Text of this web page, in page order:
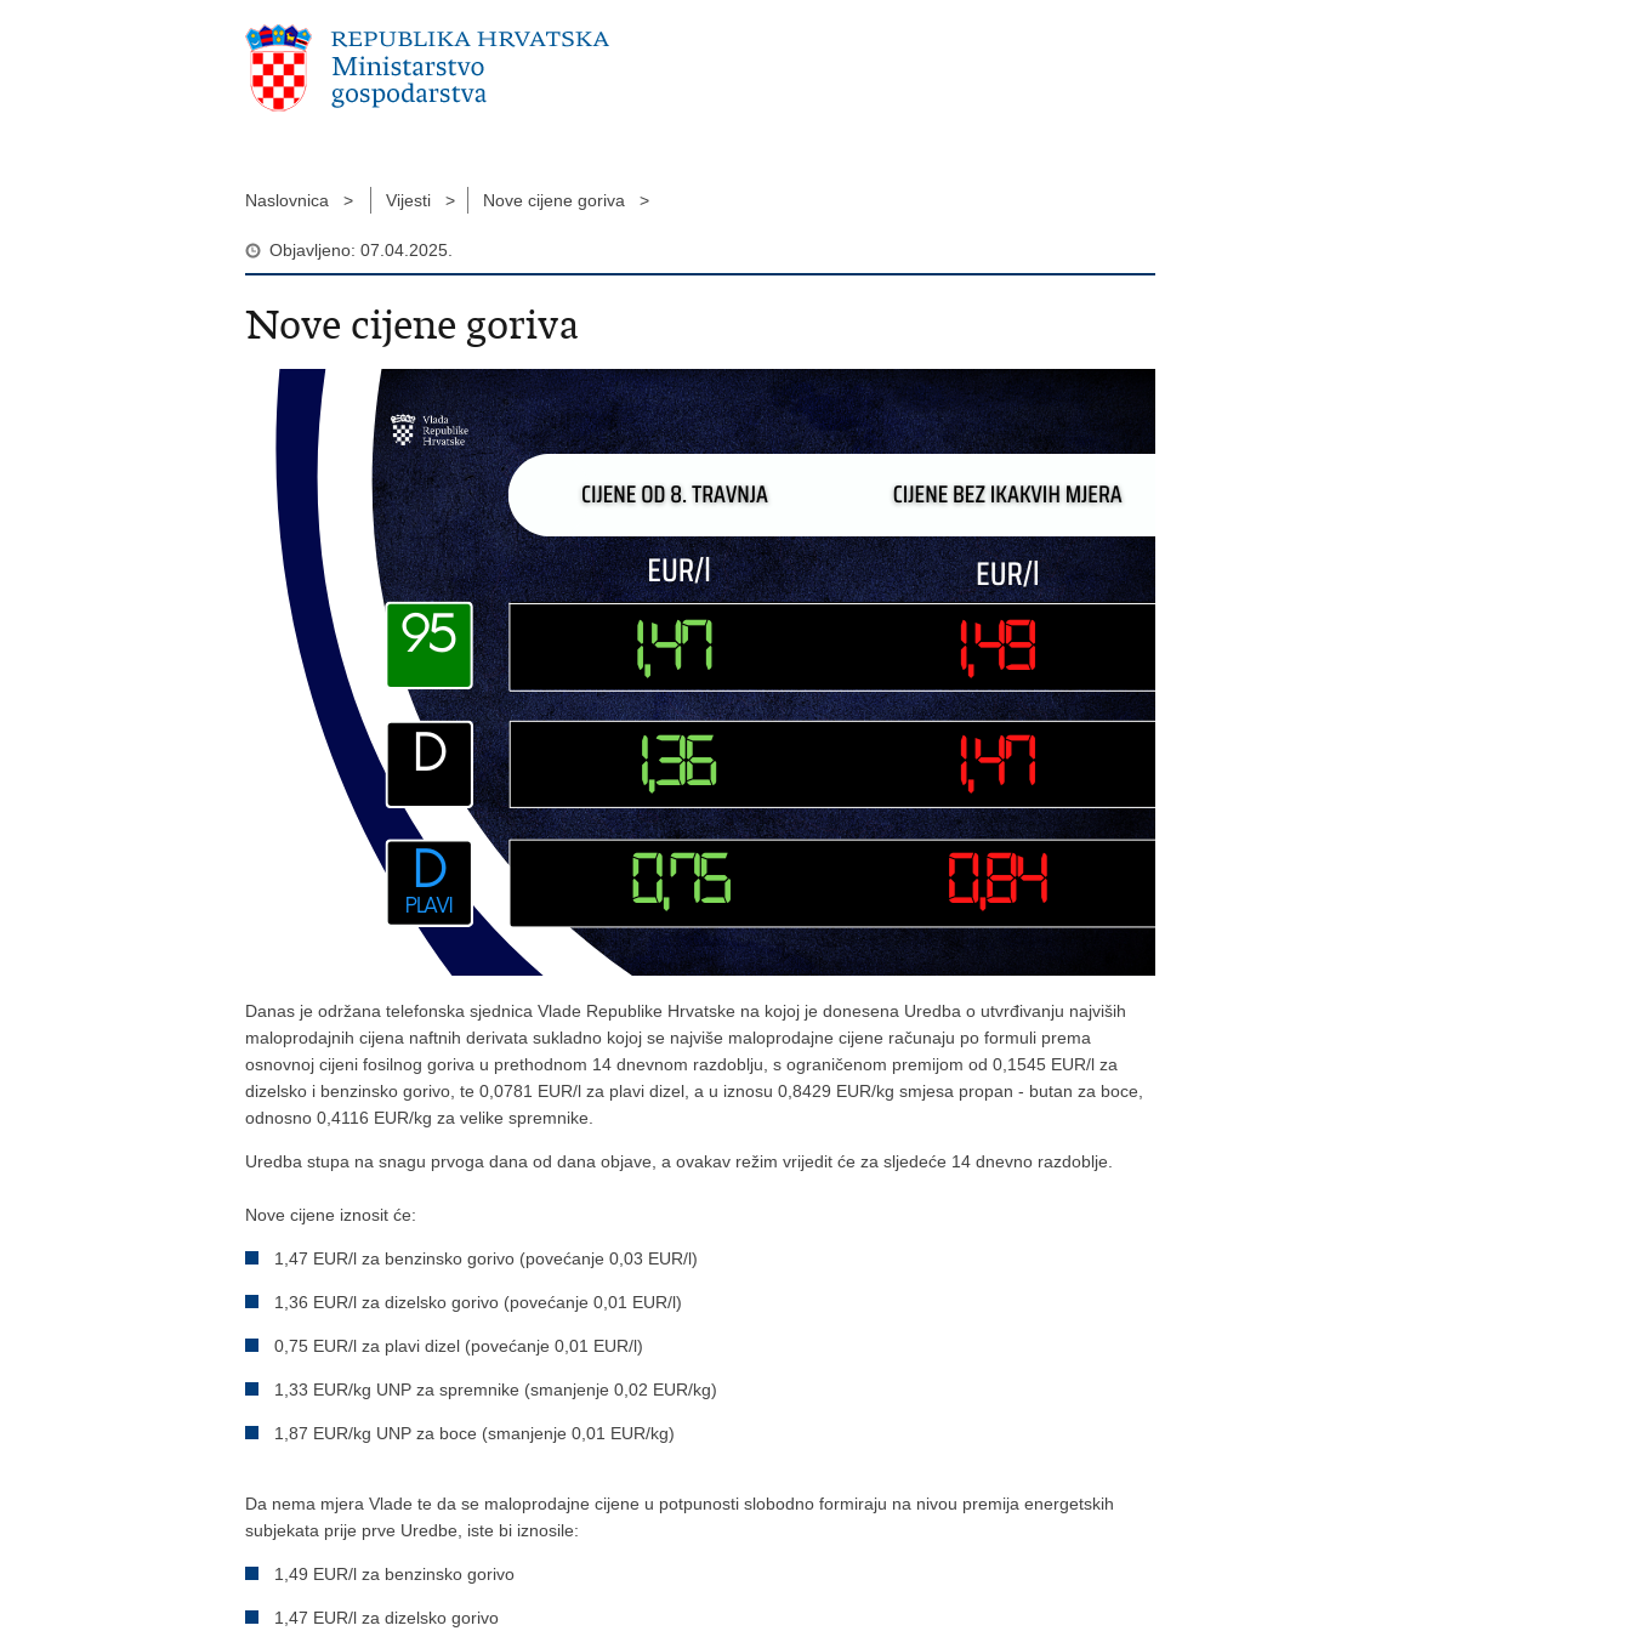
Naslovnica > Vijesti > Nove cijene goriva >
Objavljeno: 07.04.2025.
Nove cijene goriva
Danas je održana telefonska sjednica Vlade Republike Hrvatske na kojoj je donesena Uredba o utvrđivanju najviših
maloprodajnih cijena naftnih derivata sukladno kojoj se najviše maloprodajne cijene računaju po formuli prema
osnovnoj cijeni fosilnog goriva u prethodnom 14 dnevnom razdoblju, s ograničenom premijom od 0,1545 EUR/l za
dizelsko i benzinsko gorivo, te 0,0781 EUR/l za plavi dizel, a u iznosu 0,8429 EUR/kg smjesa propan - butan za boce,
odnosno 0,4116 EUR/kg za velike spremnike.
Uredba stupa na snagu prvoga dana od dana objave, a ovakav režim vrijedit će za sljedeće 14 dnevno razdoblje.
Nove cijene iznosit će:
1,47 EUR/l za benzinsko gorivo (povećanje 0,03 EUR/l)
1,36 EUR/l za dizelsko gorivo (povećanje 0,01 EUR/l)
0,75 EUR/l za plavi dizel (povećanje 0,01 EUR/l)
1,33 EUR/kg UNP za spremnike (smanjenje 0,02 EUR/kg)
1,87 EUR/kg UNP za boce (smanjenje 0,01 EUR/kg)
Da nema mjera Vlade te da se maloprodajne cijene u potpunosti slobodno formiraju na nivou premija energetskih
subjekata prije prve Uredbe, iste bi iznosile:
1,49 EUR/l za benzinsko gorivo
1,47 EUR/l za dizelsko gorivo